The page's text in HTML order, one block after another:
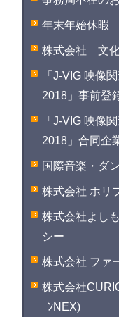
年末年始休暇
株式会社 文
「J-VIG 映像
2018」事前登
「J-VIG 映像
2018」合同企
国際音楽・ダ
株式会社 ホリ
株式会社よし
シー
株式会社 ファ
株式会社
ｰﾝNEX)